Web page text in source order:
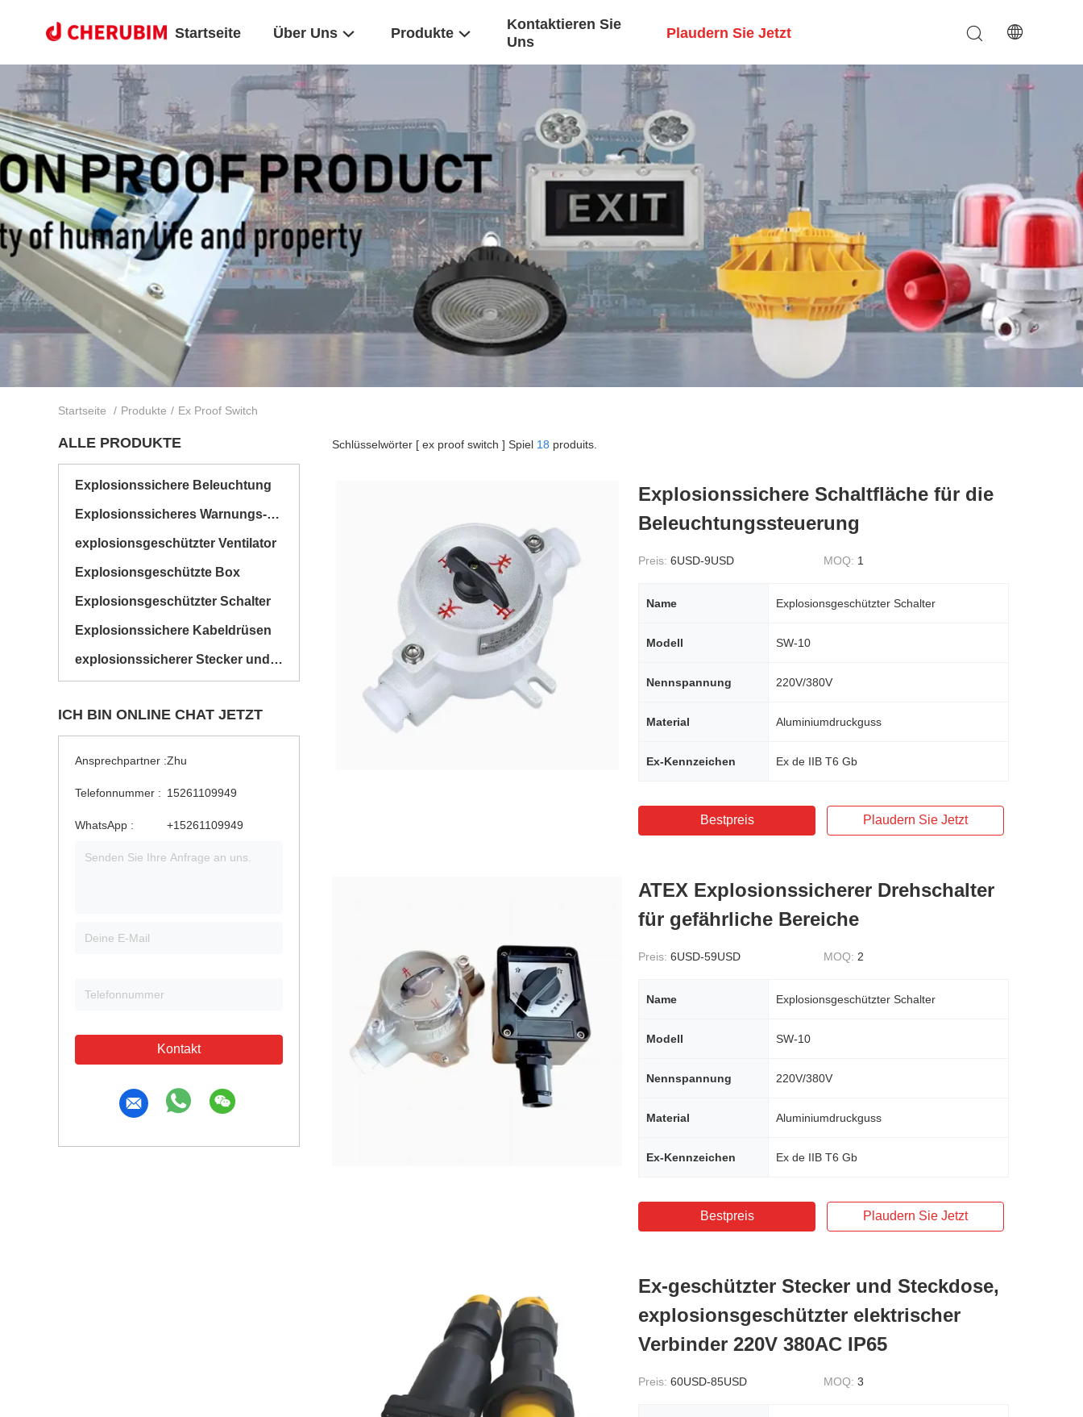
Startseite Über Uns Produkte
Kontaktieren Sie
Uns
Plaudern Sie Jetzt
Startseite / Produkte / Ex Proof Switch
ALLE PRODUKTE
Explosionssichere Beleuchtung
Explosionssicheres Warnungs-Licht
explosionsgeschützter Ventilator
Explosionsgeschützte Box
Explosionsgeschützter Schalter
Explosionssichere Kabeldrüsen
explosionssicherer Stecker und Sockel
ICH BIN ONLINE CHAT JETZT
Ansprechpartner :Zhu
Telefonnummer : 15261109949
WhatsApp : +15261109949
Kontakt
Schlüsselwörter [ ex proof switch ] Spiel 18 produits.
Explosionssichere Schaltfläche für die
Beleuchtungssteuerung
Preis: 6USD-9USD MOQ: 1
Name Explosionsgeschützter Schalter
Modell SW-10
Nennspannung 220V/380V
Material Aluminiumdruckguss
Ex-Kennzeichen Ex de IIB T6 Gb
Bestpreis Plaudern Sie Jetzt
ATEX Explosionssicherer Drehschalter
für gefährliche Bereiche
Preis: 6USD-59USD MOQ: 2
Name Explosionsgeschützter Schalter
Modell SW-10
Nennspannung 220V/380V
Material Aluminiumdruckguss
Ex-Kennzeichen Ex de IIB T6 Gb
Bestpreis Plaudern Sie Jetzt
Ex-geschützter Stecker und Steckdose,
explosionsgeschützter elektrischer
Verbinder 220V 380AC IP65
Preis: 60USD-85USD MOQ: 3